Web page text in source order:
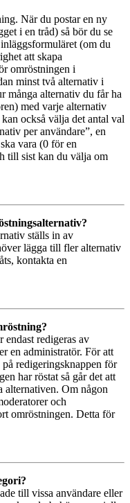
När du postar en ny
i en tråd) så bör du se
(om du
att skapa
omröstningen i
minst två alternativ i
många alternativ du får ha
med varje alternativ
också välja det antal val
per användare”, en
vara (0 för en
till sist kan du välja om
ställs in av
lägga till fler alternativ
kontakta en
endast redigeras av
en administratör. För att
redigeringsknappen för
har röstat så går det att
alternativen. Om någon
och
omröstningen. Detta för
till vissa användare eller